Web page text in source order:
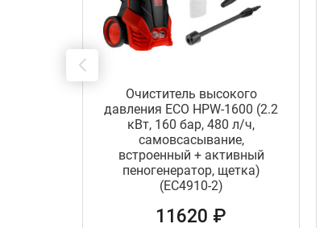
Очиститель высокого
давления ECO HPW-1600 (2.2
кВт, 160 бар, 480 л/ч,
самовсасывание,
встроенный + активный
пеногенератор, щетка)
(EC4910-2)
11620 ₽